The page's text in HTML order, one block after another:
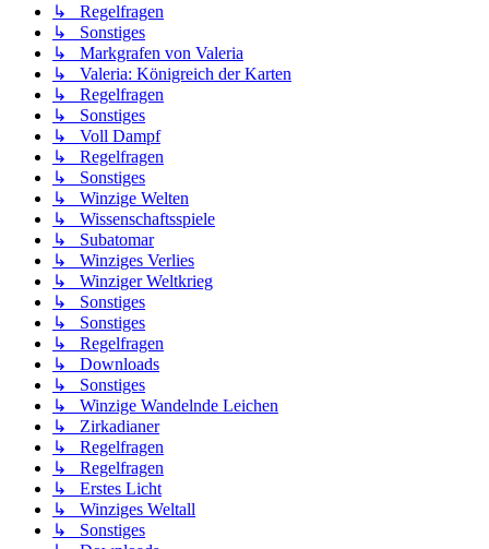
↳ Regelfragen
↳ Sonstiges
↳ Markgrafen von Valeria
↳ Valeria: Königreich der Karten
↳ Regelfragen
↳ Sonstiges
↳ Voll Dampf
↳ Regelfragen
↳ Sonstiges
↳ Winzige Welten
↳ Wissenschaftsspiele
↳ Subatomar
↳ Winziges Verlies
↳ Winziger Weltkrieg
↳ Sonstiges
↳ Sonstiges
↳ Regelfragen
↳ Downloads
↳ Sonstiges
↳ Winzige Wandelnde Leichen
↳ Zirkadianer
↳ Regelfragen
↳ Regelfragen
↳ Erstes Licht
↳ Winziges Weltall
↳ Sonstiges